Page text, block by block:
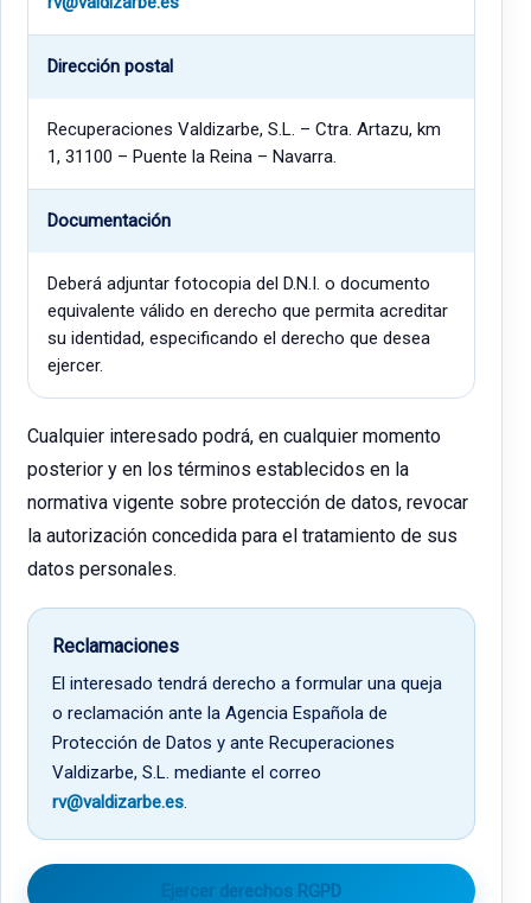
Dirección postal
Recuperaciones Valdizarbe, S.L. – Ctra. Artazu, km
1, 31100 – Puente la Reina – Navarra.
Documentación
Deberá adjuntar fotocopia del D.N.I. o documento
equivalente válido en derecho que permita acreditar
su identidad, especificando el derecho que desea
ejercer.
Cualquier interesado podrá, en cualquier momento
posterior y en los términos establecidos en la
normativa vigente sobre protección de datos, revocar
la autorización concedida para el tratamiento de sus
datos personales.
Reclamaciones
El interesado tendrá derecho a formular una queja
o reclamación ante la Agencia Española de
Protección de Datos y ante Recuperaciones
Valdizarbe, S.L. mediante el correo
rv@valdizarbe.es.
Ejercer derechos RGPD